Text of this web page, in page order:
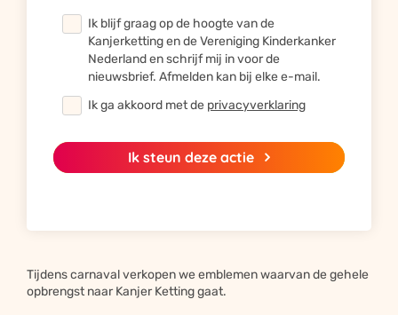
Ik blijf graag op de hoogte van de
Kanjerketting en de Vereniging Kinderkanker
Nederland en schrijf mij in voor de
nieuwsbrief. Afmelden kan bij elke e-mail.
Ik ga akkoord met de privacyverklaring
Ik steun deze actie
Tijdens carnaval verkopen we emblemen waarvan de gehele
opbrengst naar Kanjer Ketting gaat.Geweldig dat je onze actie
steunt want samen steun je